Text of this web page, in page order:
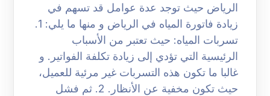
الرياض حيث توجد عدة عوامل قد تسهم في
زيادة فاتورة المياه في الرياض و منها ما يلي: 1.
تسربات المياه: حيث تعتبر من الأسباب
الرئيسية التي تؤدي إلى زيادة تكلفة الفواتير. و
غالبا ما تكون هذه التسربات غير مرئية للعميل،
حيث تكون مخفية عن الأنظار. 2. ثم فشل